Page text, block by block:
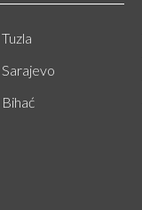
Tuzla
Sarajevo
Bihać